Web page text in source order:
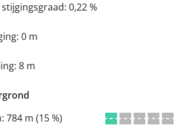
0,22 %
0 m
8 m
784 m (15 %)